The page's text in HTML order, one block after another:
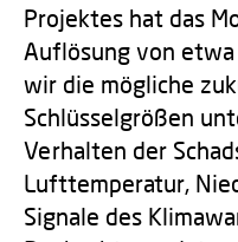
Projektes hat das
Auflösung von
wir die mögliche
Schlüsselgrößen
Verhalten der
Lufttemperatur,
Signale des